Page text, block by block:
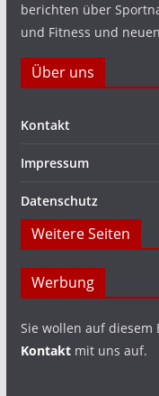
berichten über
und Fitness und
Über uns
Kontakt
Impressum
Datenschutz
Weitere Seiten
Werbung
Sie wollen auf diesem
Kontaktmit uns auf.